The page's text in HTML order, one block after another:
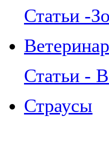
Статьи -
Статьи -
Страусы